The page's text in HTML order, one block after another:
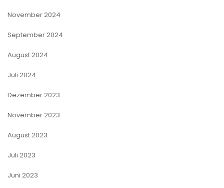
November 2024
September 2024
August 2024
Juli 2024
Dezember 2023
November 2023
August 2023
Juli 2023
Juni 2023